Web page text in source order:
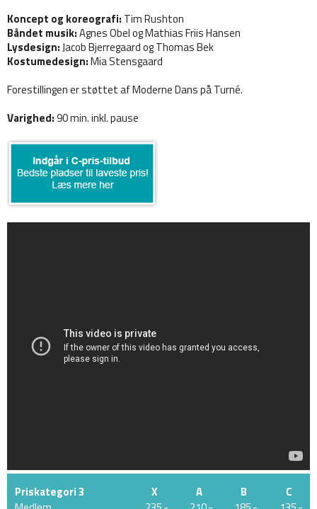
Koncept og koreografi: Tim Rushton
Båndet musik:Agnes Obel og Mathias Friis Hansen
Lysdesign:Jacob Bjerregaard og Thomas Bek
Kostumedesign:Mia Stensgaard
Forestillingen er støttet af Moderne Dans på Turné.
Varighed:90 min. inkl. pause
Priskategori 3 X A B
C